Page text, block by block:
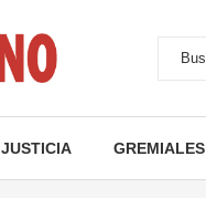
JUSTICIA GREMIALES